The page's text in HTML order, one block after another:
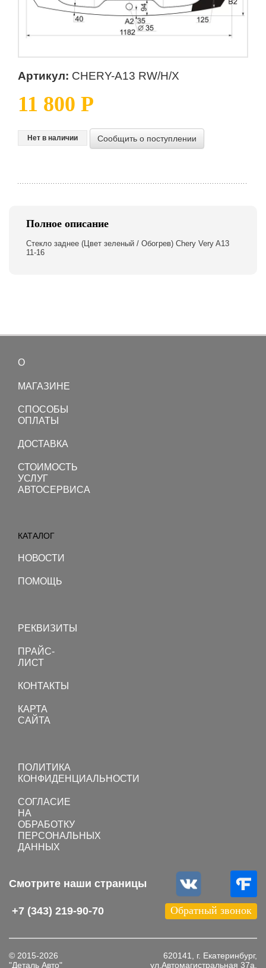
Артикул: CHERY-A13 RW/H/X
11 800 Р
Нет в наличии Сообщить о поступлении
Полное описание
Стекло заднее (Цвет зеленый / Обогрев) Chery Very A13
11-16
О
МАГАЗИНЕ
СПОСОБЫ
ОПЛАТЫ
ДОСТАВКА
СТОИМОСТЬ
УСЛУГ
АВТОСЕРВИСА
КАТАЛОГ
НОВОСТИ
ПОМОЩЬ
РЕКВИЗИТЫ
ПРАЙС-
ЛИСТ
КОНТАКТЫ
КАРТА
САЙТА
ПОЛИТИКА
КОНФИДЕНЦИАЛЬНОСТИ
СОГЛАСИЕ
НА
ОБРАБОТКУ
ПЕРСОНАЛЬНЫХ
ДАННЫХ
Смотрите наши страницы
+7 (343) 219-90-70 Обратный звонок
© 2015-2026
"Деталь Авто"
620141, г. Екатеринбург,
ул.Автомагистральная 37а,